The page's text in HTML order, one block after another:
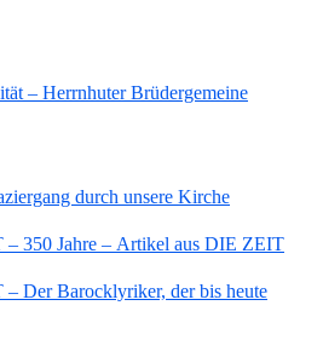
– Herrnhuter Brüdergemeine
durch unsere Kirche
350 Jahre – Artikel aus DIE ZEIT
Der Barocklyriker, der bis heute